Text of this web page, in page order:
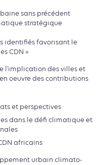
sans précédent
stratégique
identifiés favorisant le
CDN »
l’implication des villes et
oeuvre des contributions
et perspectives
dans le défi climatique et
africains
urbain climato-